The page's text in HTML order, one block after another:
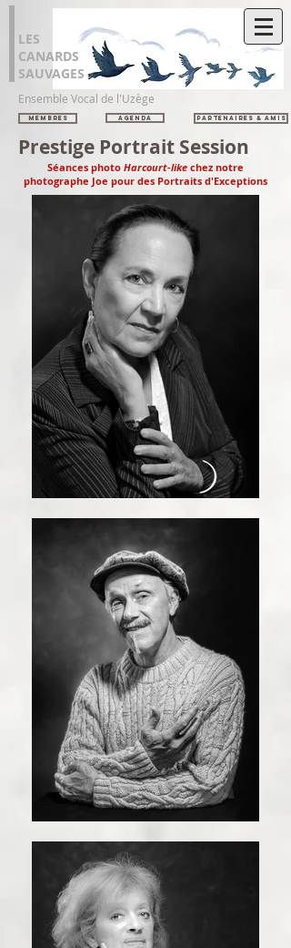
LES
CANARDS
SAUVAGES
Membres
Ensemble Vocal de l'Uzège
Partenaires & Amis
AGENDA
Prestige Portrait Session
Séances photo Harcourt-like chez notre
photographe Joe pour des Portraits d'Exceptions